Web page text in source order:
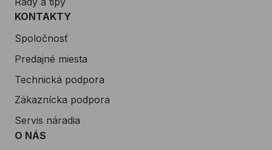
KONTAKTY
Spoločnosť
Predajné miesta
Technická podpora
Zákaznícka podpora
Servis náradia
O NÁS